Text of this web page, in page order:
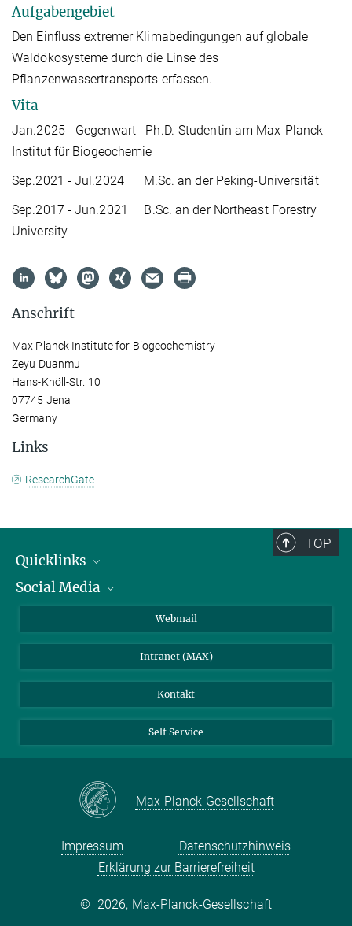
Aufgabengebiet
Den Einfluss extremer Klimabedingungen auf globale
Waldökosysteme durch die Linse des
Pflanzenwassertransports erfassen.
Vita
Jan.2025 - Gegenwart Ph.D.-Studentin am Max-Planck-
Institut für Biogeochemie
Sep.2021 - Jul.2024 M.Sc. an der Peking-Universität
Sep.2017 - Jun.2021 B.Sc. an der Northeast Forestry
University
Anschrift
Max Planck Institute for Biogeochemistry
Zeyu Duanmu
Hans-Knöll-Str. 10
07745 Jena
Germany
Links
ResearchGate
TOP
Quicklinks
IMPRS Graduiertenschule
Wetterstation
Social Media
BlueSky
Webmail
Intranet (MAX)
Kontakt
Self Service
Max-Planck-Gesellschaft
Impressum
Datenschutzhinweis
Erklärung zur Barrierefreiheit
© 2026, Max-Planck-Gesellschaft